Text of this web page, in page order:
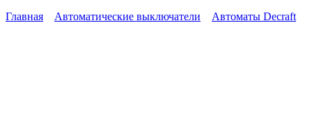
Главная
Автоматические выключатели Автоматы Decraft